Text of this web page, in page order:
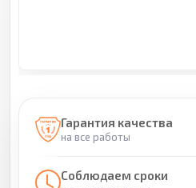
Гарантия качества
на все работы
Соблюдаем сроки